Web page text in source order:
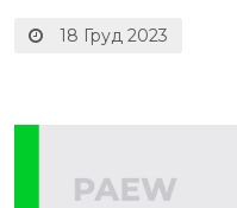
18 Груд 2023